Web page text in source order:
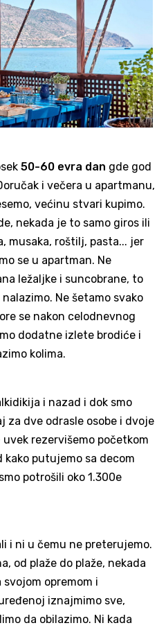
50-60 evra dan gde god
i večera u apartmanu,
većinu stvari kupimo.
nekada je to samo giros ili
musaka, roštilj, pasta... jer
se u apartman. Ne
ležaljke i suncobrane, to
Ne šetamo svako
se nakon celodnevnog
dodatne izlete brodiće i
kolima.
i nazad i dok smo
za dve odrasle osobe i dvoje
rezervišemo početkom
kako putujemo sa decom
potrošili oko 1.300e
i ni u čemu ne preterujemo.
od plaže do plaže, nekada
opremom i
iznajmimo sve,
da obilazimo. Ni kada